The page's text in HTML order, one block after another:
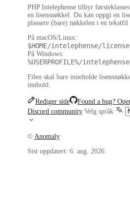
PHP Intelephense tilbyr
en lisensnøkkel. Du kan oppgi en
plassere (bare) nøkkelen i en tekstfil
På macOS/Linux:
$HOME/intelephense/
På Windows:
%USERPROFILE%/
Filen skal bare inneholde
innhold.
Rediger side Found a bug?
Discord community Velg språk
© Anomaly
Sist oppdatert: 6. aug. 2026